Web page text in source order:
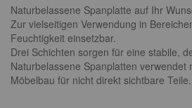
Naturbelassene Spanplatte auf Ihr
Zur vielseitigen Verwendung in
Feuchtigkeit einsetzbar.
Drei Schichten sorgen für eine stabile,
Naturbelassene Spanplatten verwendet
Möbelbau für nicht direkt sichtbare Teile.